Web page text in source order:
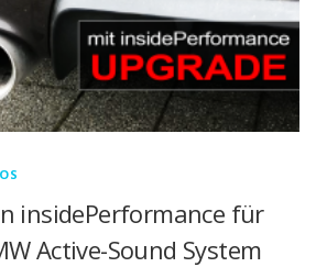
insidePerformance für
Active-Sound System